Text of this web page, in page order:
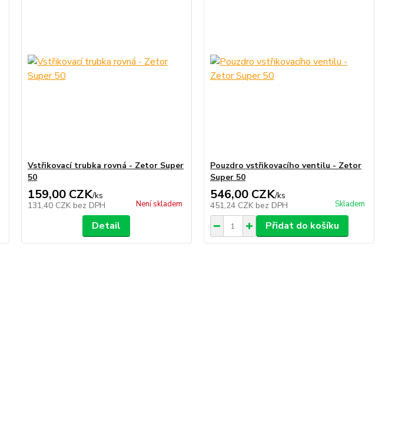
Vstřikovací trubka rovná - Zetor Super
50
159,00 CZK/ks
131,40 CZK bez DPH Není skladem
Detail
Pouzdro vstřikovacího ventilu - Zetor
Super 50
546,00 CZK/ks
451,24 CZK bez DPH Skladem
Přidat do košíku